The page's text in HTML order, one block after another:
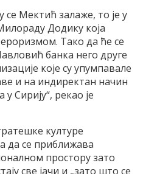
се Мектић залаже, то је у
Додику која
Тако да ће се
банка него друге
које су упумпавале
и на индиректан начин
Сирију“, рекао је
културе
да се приближава
простору зато
све јачи и „зато што се